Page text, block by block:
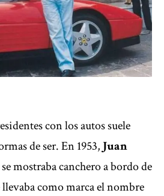
con los autos suele
de ser. En 1953, Juan
mostraba canchero a bordo de
como marca el nombre